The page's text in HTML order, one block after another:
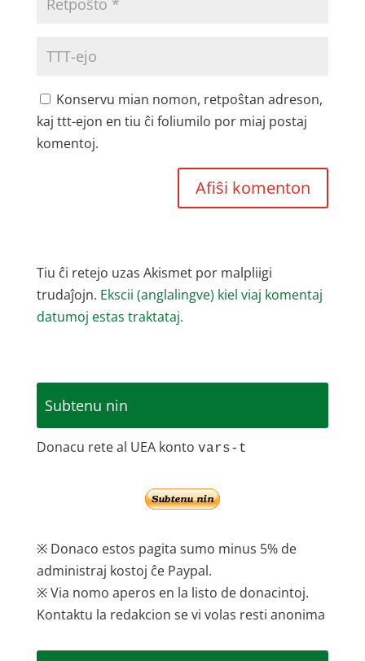
Konservu mian nomon, retpoŝtan adreson,
kaj ttt-ejon en tiu ĉi foliumilo por miaj postaj
komentoj.
Tiu ĉi retejo uzas Akismet por malpliigi
trudaĵojn. Ekscii (anglalingve) kiel viaj komentaj
datumoj estas traktataj.
Subtenu nin
Donacu rete al UEA konto vars-t
※ Donaco estos pagita sumo minus 5% de
administraj kostoj ĉe Paypal.
※ Via nomo aperos en la listo de donacintoj.
Kontaktu la redakcion se vi volas resti anonima